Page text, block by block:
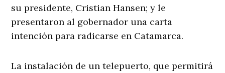
su presidente, Cristian Hansen; y le
presentaron al gobernador una carta
intención para radicarse en Catamarca.
La instalación de un telepuerto, que permitirá